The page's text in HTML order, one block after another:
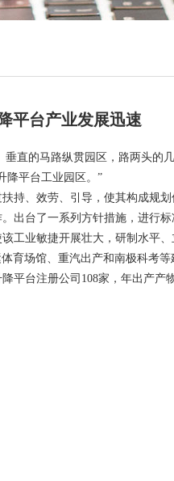
平台产业发展迅速
直的马路纵贯园区，路两头的
降平台工业园区。”
、效劳、引导，使其构成规划
出台了一系列方针措施，进行
工业敏捷开展壮大，研制水平
育场馆、重汽出产和南极科考
平台注册公司108家，年出产产